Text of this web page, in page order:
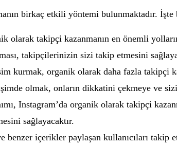
birkaç etkili yöntemi bulunmaktadır.
olarak takipçi kazanmanın en önemli
takipçilerinizin sizi takip etmesini
kurmak, organik olarak daha fazla takipçi
olmak, onların dikkatini çekmeye ve
Instagram’da organik olarak takipçi
sağlayacaktır.
benzer içerikler paylaşan kullanıcıları